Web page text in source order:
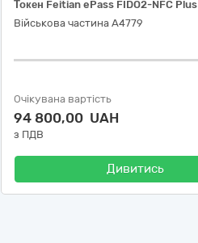
Військова частина A4779
Очікувана вартість
94 800,00 UAH
з ПДВ
Дивитись